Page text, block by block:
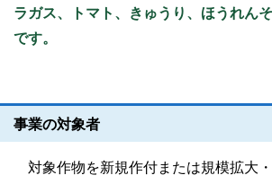
ラガス、トマト、きゅうり、ほうれん
です。
事業の対象者
対象作物を新規作付または規模拡大